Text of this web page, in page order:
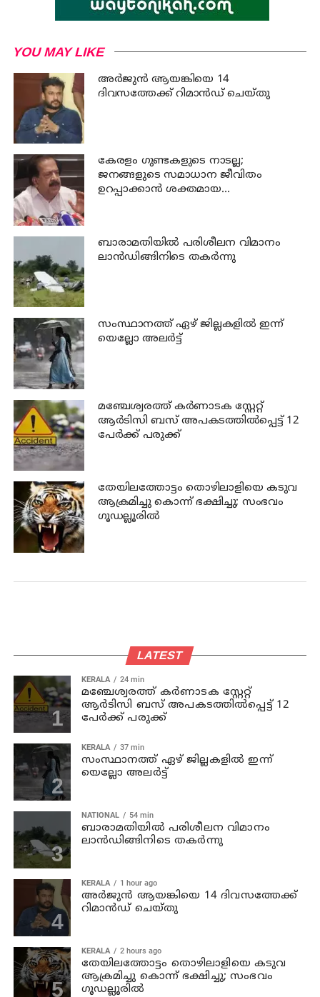
YOU MAY LIKE
അര്‍ജുന്‍ ആയങ്കിയെ 14
ദിവസത്തേക്ക് റിമാൻഡ് ചെയ്തു
കേരളം ഗുണ്ടകളുടെ നാടല്ല;
ജനങ്ങളുടെ സമാധാന ജീവിതം
ഉറപ്പാക്കാന്‍ ശക്തമായ
ബാരാമതിയില്‍ പരിശീലന വിമാനം
ലാന്‍ഡിങ്ങിനിടെ തകര്‍ന്നു
സംസ്ഥാനത്ത് ഏഴ് ജില്ലകളില്‍ ഇന്ന്
യെല്ലോ അലര്‍ട്ട്
മഞ്ചേശ്വരത്ത് കര്‍ണാടക സ്റ്റേറ്റ്
ആര്‍ടിസി ബസ് അപകടത്തില്‍പ്പെട്ട് 12
പേര്‍ക്ക് പരുക്ക്
തേയിലത്തോട്ടം തൊഴിലാളിയെ കടുവ
ആക്രമിച്ചു കൊന്ന് ഭക്ഷിച്ചു; സംഭവം
ഗൂഡല്ലൂരില്‍
LATEST
KERALA 24 min
മഞ്ചേശ്വരത്ത് കര്‍ണാടക സ്റ്റേറ്റ്
ആര്‍ടിസി ബസ് അപകടത്തില്‍പ്പെട്ട് 12
പേര്‍ക്ക് പരുക്ക്
KERALA 37 min
സംസ്ഥാനത്ത് ഏഴ് ജില്ലകളില്‍ ഇന്ന്
യെല്ലോ അലര്‍ട്ട്
NATIONAL 54 min
ബാരാമതിയില്‍ പരിശീലന വിമാനം
ലാന്‍ഡിങ്ങിനിടെ തകര്‍ന്നു
KERALA 1 hour ago
അര്‍ജുന്‍ ആയങ്കിയെ 14 ദിവസത്തേക്ക്
റിമാൻഡ് ചെയ്തു
KERALA 2 hours ago
തേയിലത്തോട്ടം തൊഴിലാളിയെ കടുവ
ആക്രമിച്ചു കൊന്ന് ഭക്ഷിച്ചു; സംഭവം
ഗൂഡല്ലൂരില്‍